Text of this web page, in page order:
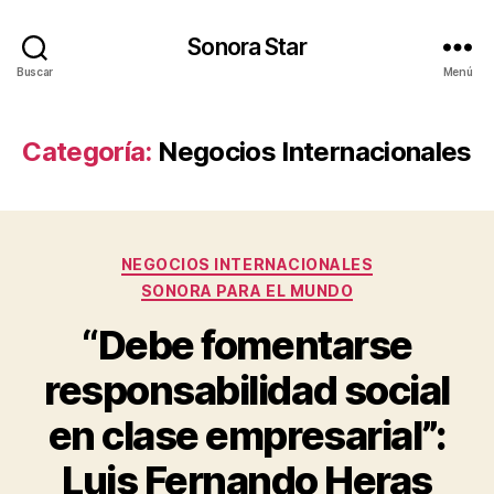
Buscar
Sonora Star
Menú
Categoría: Negocios Internacionales
Categorías
NEGOCIOS INTERNACIONALES
SONORA PARA EL MUNDO
“Debe fomentarse
responsabilidad social
en clase empresarial”:
Luis Fernando Heras